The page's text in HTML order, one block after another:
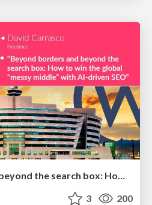
Beyond borders and beyond the search box: How to win the global "messy middle" with AI-driven SEO
3 200